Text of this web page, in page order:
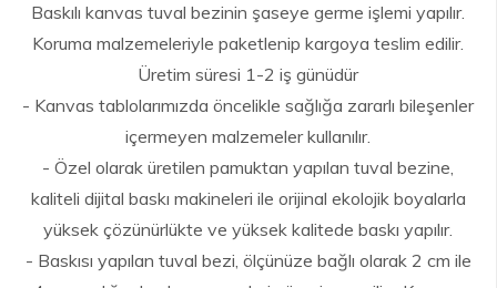
Baskılı kanvas tuval bezinin şaseye germe işlemi yapılır.
Koruma malzemeleriyle paketlenip kargoya teslim edilir.
Üretim süresi 1-2 iş günüdür
- Kanvas tablolarımızda öncelikle sağlığa zararlı bileşenler
içermeyen malzemeler kullanılır.
- Özel olarak üretilen pamuktan yapılan tuval bezine,
kaliteli dijital baskı makineleri ile orijinal ekolojik boyalarla
yüksek çözünürlükte ve yüksek kalitede baskı yapılır.
- Baskısı yapılan tuval bezi, ölçünüze bağlı olarak 2 cm ile